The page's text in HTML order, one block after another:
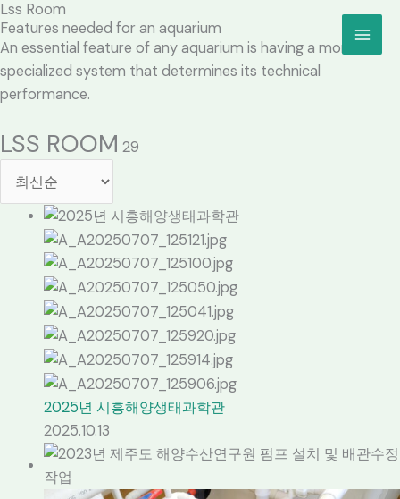
콘
텐
츠
로
건
뛰
Lss Room
Features needed for an aquarium
An essential feature of any aquarium is having a more
specialized system that determines its technical
performance.
LSS ROOM 29
2025년 시흥해양생태과학관
2025.10.13